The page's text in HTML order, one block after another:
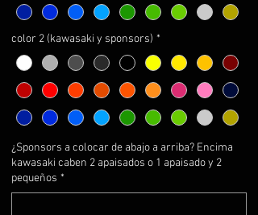
color 2 (kawasaki y sponsors) *
¿Sponsors a colocar de abajo a arriba? Encima
kawasaki caben 2 apaisados o 1 apaisado y 2
pequeños *